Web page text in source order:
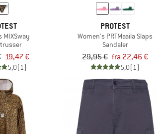
MIXSway
19,47 €
5,0(1)
PROTEST
Women's PRTMaaila Slaps
Sandaler
29,95 € fra 22,46 €
5,0(1)